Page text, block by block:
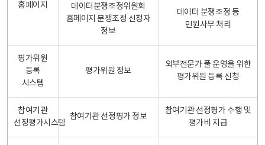
홈페이지
데이터분쟁조정위원회
홈페이지 분쟁조정 신청자
정보
데이터 분쟁조정 등
민원사무 처리
평가위원
등록
시스템
평가위원 정보
외부전문가 풀 운영을 위한
평가위원 등록 신청
참여기관
선정평가시스템
참여기관 선정평가 정보
참여기관 선정평가 수행 및
평가비 지급